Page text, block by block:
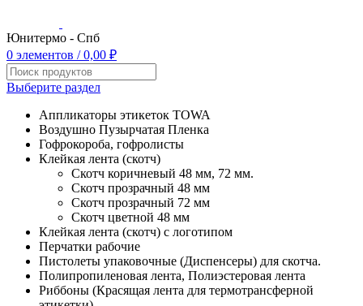
Юнитермо - Спб
0 элементов / 0,00 ₽
Выберите раздел
Аппликаторы этикеток TOWA
Воздушно Пузырчатая Пленка
Гофрокороба, гофролисты
Клейкая лента (скотч)
Скотч коричневый 48 мм, 72 мм.
Скотч прозрачный 48 мм
Скотч прозрачный 72 мм
Скотч цветной 48 мм
Клейкая лента (скотч) с логотипом
Перчатки рабочие
Пистолеты упаковочные (Диспенсеры) для скотча.
Полипропиленовая лента, Полиэстеровая лента
Риббоны (Красящая лента для термотрансферной